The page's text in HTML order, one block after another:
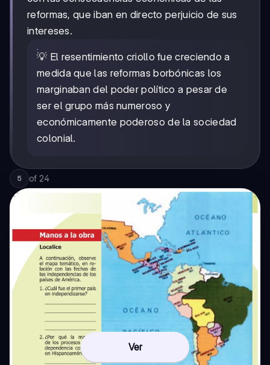
reformas, que iban en directo perjuicio de sus
intereses.
💡 El resentimiento criollo fue creciendo a
medida que las reformas borbónicas los
marginaban del poder político a pesar de
ser el grupo más numeroso y
económicamente poderoso de la sociedad
colonial.
5 of 24
Ver